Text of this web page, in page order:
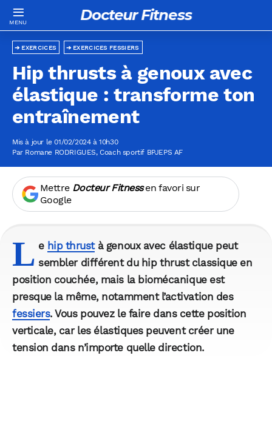
Docteur Fitness
EXERCICES FESSIERS
EXERCICES
Hip thrusts à genoux avec
élastique : transforme ton
entraînement
Mis à jour le 01/02/2024 à 10h30
Par Romane RODRIGUES, Coach sportif BPJEPS AF
Mettre Docteur Fitnessen favori sur
Google
L e hip thrustà genoux avec élastique peut
sembler différent du hip thrust classique en
position couchée, mais la biomécanique est
presque la même, notamment l’activation des
fessiers. Vous pouvez le faire dans cette position
verticale, car les élastiques peuvent créer une
tension dans n’importe quelle direction.